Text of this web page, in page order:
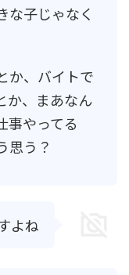
な子じゃなく
か、バイトで
か、まあなん
事やってる
思う？
よね